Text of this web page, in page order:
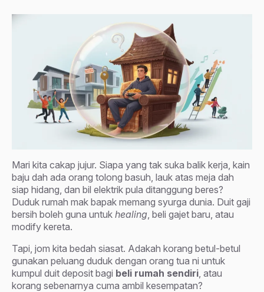
Mari kita cakap jujur. Siapa yang tak suka balik kerja, kain
baju dah ada orang tolong basuh, lauk atas meja dah
siap hidang, dan bil elektrik pula ditanggung beres?
Duduk rumah mak bapak memang syurga dunia. Duit gaji
bersih boleh guna untuk healing , beli gajet baru, atau
modify kereta.
Tapi, jom kita bedah siasat. Adakah korang betul-betul
gunakan peluang duduk dengan orang tua ni untuk
kumpul duit deposit bagi beli rumah sendiri , atau
korang sebenarnya cuma ambil kesempatan?